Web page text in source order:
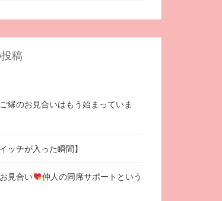
稿
ご縁のお見合いはもう始まっていま
ッチが入った瞬間】
見合い
仲人の同席サポートという